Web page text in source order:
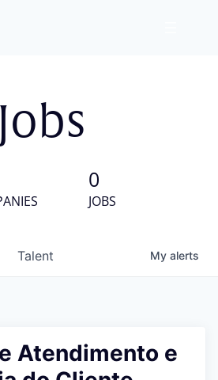
Jobs
0
JOBS
Talent My alerts
Atendimento e